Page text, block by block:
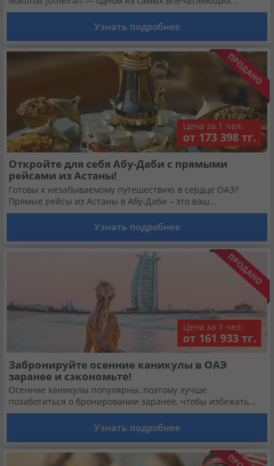
Кабинет туриста
Русский Қазақша
Установи наше мобильное приложение
Загрузить приложение из Google Play
Узнать подробнее
Цена за 1 чел:
от 173 398 тг.
Откройте для себя Абу-Даби с прямыми
рейсами из Астаны!
Готовы к незабываемому путешествию в сердце ОАЭ?
Прямые рейсы из Астаны в Абу-Даби – это ваш...
Узнать подробнее
Цена за 1 чел:
от 161 933 тг.
Забронируйте осенние каникулы в ОАЭ
заранее и сэкономьте!
Осенние каникулы популярны, поэтому лучше
позаботиться о бронировании заранее, чтобы избежать...
Узнать подробнее